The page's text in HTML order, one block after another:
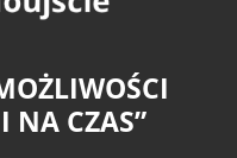
NA CZAS”